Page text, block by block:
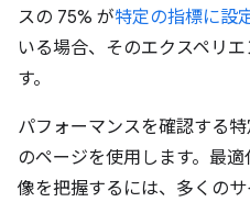
スの 75% が特定の指標に設
いる場合、そのエクスペリ
す。
パフォーマンスを確認する
のページを使用します。最
像を把握するには、多くの